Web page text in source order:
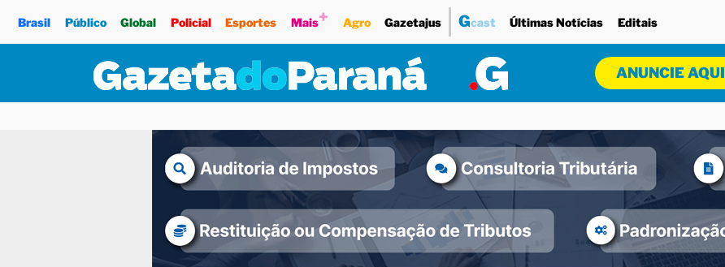
Brasil Público Global Policial Esportes Mais+ Agro Gazetajus Gcast Últimas Notícias Editais
ANUNCIE AQUI